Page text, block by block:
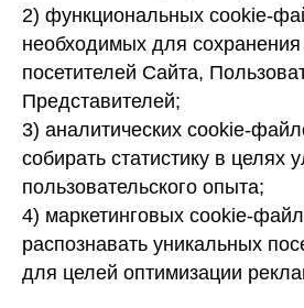
2) функциональных cookie-
необходимых для сохранения
посетителей Сайта,
Представителей;
3) аналитических cookie-
собирать статистику в целях
пользовательского опыта;
4) маркетинговых cookie-
распознавать уникальных
для целей оптимизации